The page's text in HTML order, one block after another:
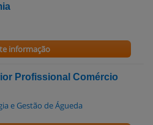
informação
Profissional Comércio
e Gestão de Águeda